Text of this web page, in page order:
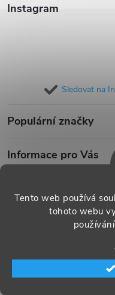
Tento web používá
tohoto webu
Instagram
Sledovat na
Populární značky
Informace pro Vás
Copyright 2026